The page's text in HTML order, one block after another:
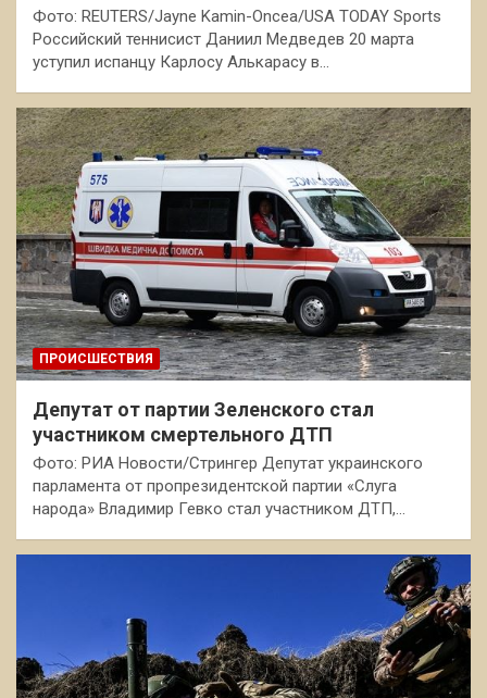
Фото: REUTERS/Jayne Kamin-Oncea/USA TODAY Sports
Российский теннисист Даниил Медведев 20 марта
уступил испанцу Карлосу Алькарасу в…
ПРОИСШЕСТВИЯ
Депутат от партии Зеленского стал
участником смертельного ДТП
Фото: РИА Новости/Стрингер Депутат украинского
парламента от пропрезидентской партии «Слуга
народа» Владимир Гевко стал участником ДТП,…